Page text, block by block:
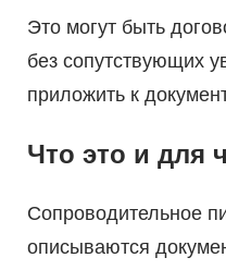
Это могут быть
без сопутствующих
приложить к
Что это и для
Сопроводительное
описываются